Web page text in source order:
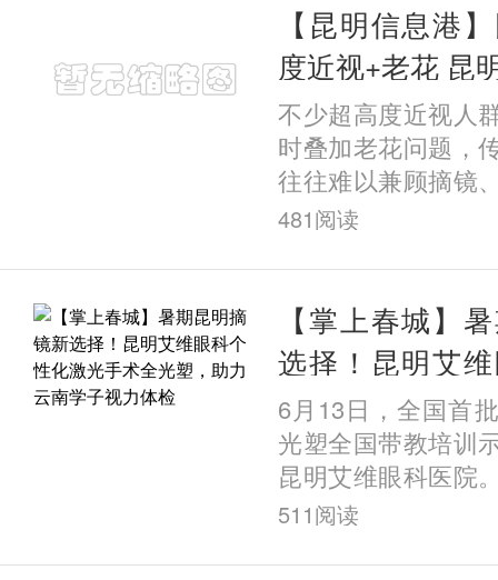
【昆明信息港
度近视+老花 昆
菲成功完成一例
不少超高度近视人
时叠加老花问题，
往往难以兼顾摘镜
需求。近日，在昆
一份
481阅读
【掌上春城】
选择！昆明艾
光手术全光塑
视力体检
6月13日，全国首
光塑全国带教培训
昆明艾维眼科医院
科医疗技术领军企
511阅读